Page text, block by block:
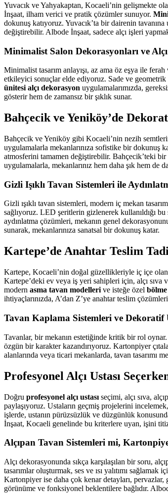
Yuvacık ve Yahyakaptan, Kocaeli’nin gelişmekte
İnşaat, ilham verici ve pratik çözümler sunuyor.
dokunuş katıyoruz. Yuvacık’ta bir dairenin
değiştirebilir. Albode İnşaat, sadece alçı işleri
Minimalist Salon Dekorasyonları ve
Minimalist tasarım anlayışı, az ama öz eşya ile
etkileyici sonuçlar elde ediyoruz. Sade ve geometrik
ünitesi alçı dekorasyon uygulamalarımızda,
gösterir hem de zamansız bir şıklık sunar.
Bahçecik ve Yeniköy’de
Bahçecik ve Yeniköy gibi Kocaeli’nin nezih
uygulamalarla mekanlarınıza sofistike bir dokunuş
atmosferini tamamen değiştirebilir. Bahçecik’teki
uygulamalarla, mekanlarınız hem daha şık hem de
Gizli Işıklı Tavan Sistemleri ile
Gizli ışıklı tavan sistemleri, modern iç mekan
sağlıyoruz. LED şeritlerin gizlenerek kullanıldığı
aydınlatma çözümleri, mekanın genel
sunarak, mekanlarınıza sanatsal bir dokunuş katar.
Kartepe’de Anahtar Teslim
Kartepe, Kocaeli’nin doğal güzellikleriyle iç içe
Kartepe’deki ev veya iş yeri sahipleri için, alçı
modern asma tavan modelleri ve isteğe özel
ihtiyaçlarınızda, A’dan Z’ye anahtar teslim
Tavan Kaplama Sistemleri ve
Tavanlar, bir mekanın estetiğinde kritik bir rol
özgün bir karakter kazandırıyoruz. Kartonpiyer
alanlarında veya ticari mekanlarda, tavan tasarımı
Profesyonel Alçı Ustası
Doğru profesyonel alçı ustası seçimi, alçı sıva,
paylaşıyoruz. Ustaların geçmiş projelerini
işlerde, ustanın pürüzsüzlük ve düzgünlük
İnşaat, Kocaeli genelinde bu kriterlere uyan, işini
Alçıpan Tavan Sistemleri mi,
Alçı dekorasyonunda sıkça karşılaşılan bir soru,
tasarımlar oluşturmak, ses ve ısı yalıtımı sağlamak
Kartonpiyer ise daha çok kenar detayları, pervazlar,
görünüme ve fonksiyonel beklentilere bağlıdır.